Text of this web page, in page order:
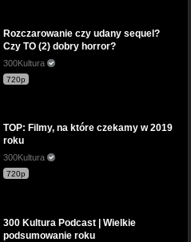
Rozczarowanie czy udany sequel?
Czy TO (2) dobry horror?
300Kultura
720p
TOP: Filmy, na które czekamy w 2019
roku
300Kultura
720p
300 Kultura Podcast | Wielkie
podsumowanie roku